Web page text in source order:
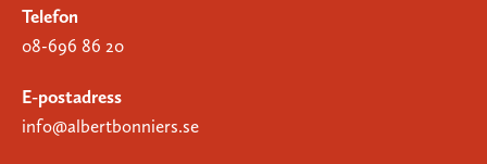
Telefon
08-696 86 20
E-postadress
info@albertbonniers.se